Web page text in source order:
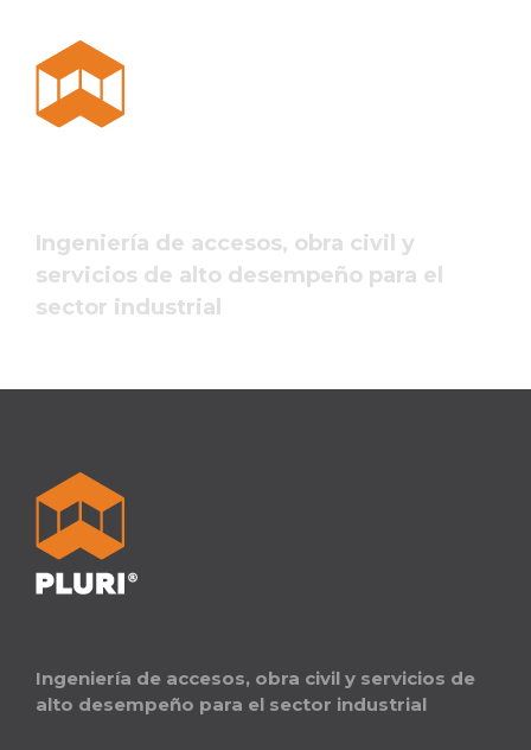
Ingeniería de accesos, obra civil y
servicios de alto desempeño para el
sector industrial
Ingeniería de accesos, obra civil y servicios de
alto desempeño para el sector industrial